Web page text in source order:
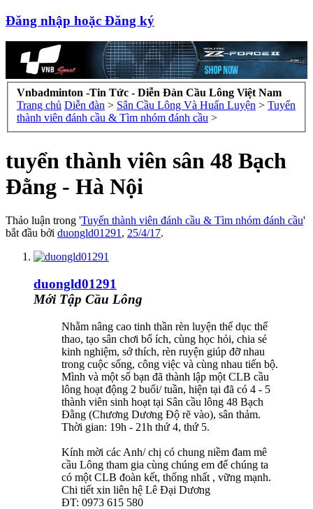
Đăng nhập hoặc Đăng ký
Vnbadminton -Tin Tức - Diễn Đàn Cầu Lông Việt Nam
Trang chủ Diễn đàn > Sân Cầu Lông Và Huấn Luyện > Tuyển
thành viên đánh cầu & Tìm nhóm đánh cầu >
tuyển thành viên sân 48 Bạch
Đằng - Hà Nội
Thảo luận trong 'Tuyển thành viên đánh cầu & Tìm nhóm đánh cầu'
bắt đầu bởi duongld01291 , 25/4/17.
duongld01291
Mới Tập Cầu Lông
Nhằm nâng cao tinh thần rèn luyện thể dục thể
thao, tạo sân chơi bổ ích, cùng học hỏi, chia sẻ
kinh nghiệm, sở thích, rèn ruyện giúp đỡ nhau
trong cuộc sống, công việc và cùng nhau tiến bộ.
Mình và một số bạn đã thành lập một CLB cầu
lông hoạt động 2 buổi/ tuần, hiện tại đã có 4 - 5
thành viên sinh hoạt tại Sân cầu lông 48 Bạch
Đằng (Chương Dương Độ rẽ vào), sân thảm.
Thời gian: 19h - 21h thứ 4, thứ 5.
Kính mời các Anh/ chị có chung niềm đam mê
cầu Lông tham gia cùng chúng em để chúng ta
có một CLB đoàn kết, thống nhất , vững mạnh.
Chi tiết xin liên hệ Lê Đại Dương
ĐT: 0973 615 580